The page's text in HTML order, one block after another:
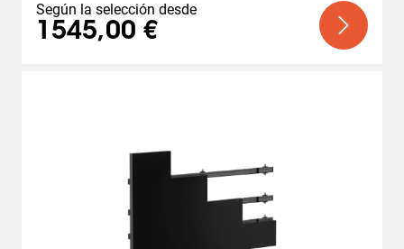
Según la selección desde
1545,00 €